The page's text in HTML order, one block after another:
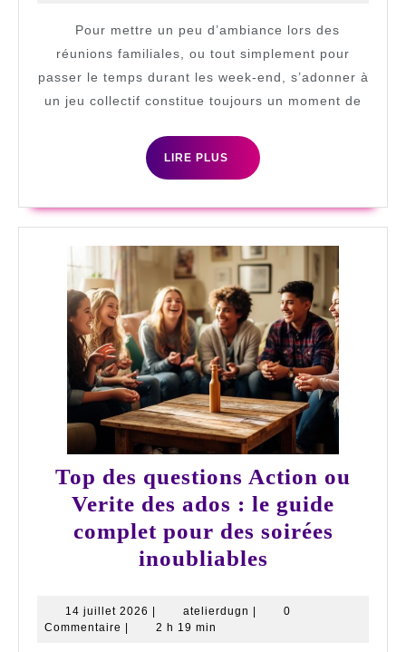
de
société
devenu
Pour mettre un peu d’ambiance lors des
réunions familiales, ou tout simplement pour
passer le temps durant les week-end, s’adonner à
un jeu collectif constitue toujours un moment de
LIRE PLUS
LIRE
PLUS
Top des questions Action ou
Verite des ados : le guide
complet pour des soirées
inoubliables
questions
14 juillet 2026 14
juillet
| atelierdugn atelierdugn
|
0
Commentaire | 2 h 19 min